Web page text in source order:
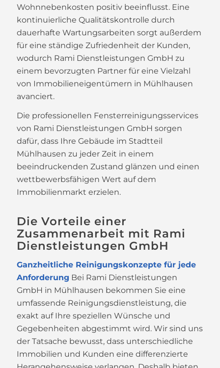
Wohnnebenkosten positiv beeinflusst. Eine
kontinuierliche Qualitätskontrolle durch
dauerhafte Wartungsarbeiten sorgt außerdem
für eine ständige Zufriedenheit der Kunden,
wodurch Rami Dienstleistungen GmbH zu
einem bevorzugten Partner für eine Vielzahl
von Immobilieneigentümern in Mühlhausen
avanciert.
Die professionellen Fensterreinigungsservices
von Rami Dienstleistungen GmbH sorgen
dafür, dass Ihre Gebäude im Stadtteil
Mühlhausen zu jeder Zeit in einem
beeindruckenden Zustand glänzen und einen
wettbewerbsfähigen Wert auf dem
Immobilienmarkt erzielen.
Die Vorteile einer
Zusammenarbeit mit Rami
Dienstleistungen GmbH
Ganzheitliche Reinigungskonzepte für jede
Anforderung Bei Rami Dienstleistungen
GmbH in Mühlhausen bekommen Sie eine
umfassende Reinigungsdienstleistung, die
exakt auf Ihre speziellen Wünsche und
Gegebenheiten abgestimmt wird. Wir sind uns
der Tatsache bewusst, dass unterschiedliche
Immobilien und Kunden eine differenzierte